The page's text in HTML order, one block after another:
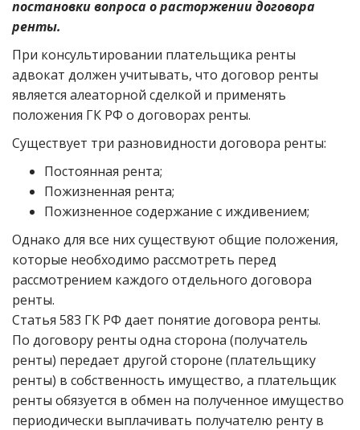
постановки вопроса о расторжении договора
ренты.
При консультировании плательщика ренты
адвокат должен учитывать, что договор ренты
является алеаторной сделкой и применять
положения ГК РФ о договорах ренты.
Существует три разновидности договора ренты:
Постоянная рента;
Пожизненная рента;
Пожизненное содержание с иждивением;
Однако для все них существуют общие положения,
которые необходимо рассмотреть перед
рассмотрением каждого отдельного договора
ренты.
Статья 583 ГК РФ дает понятие договора ренты.
По договору ренты одна сторона (получатель
ренты) передает другой стороне (плательщику
ренты) в собственность имущество, а плательщик
ренты обязуется в обмен на полученное имущество
периодически выплачивать получателю ренту в